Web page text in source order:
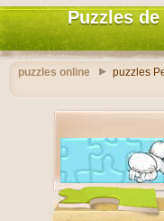
Puzzles
puzzles online puzzles